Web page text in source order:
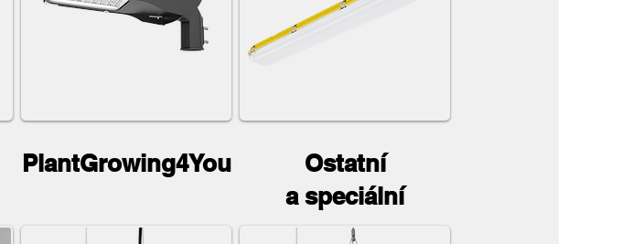
PlantGrowing4You
Ostatní
a speciální